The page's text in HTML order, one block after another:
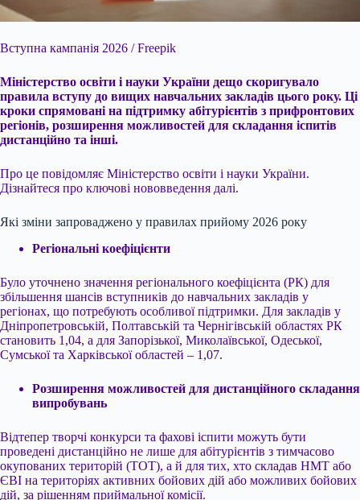
Вступна кампанія 2026 / Freepik
Міністерство освіти і науки України дещо скоригувало
правила вступу до вищих навчальних закладів цього року. Ці
кроки спрямовані на підтримку абітурієнтів з прифронтових
регіонів, розширення можливостей для складання іспитів
дистанційно та інші.
Про це повідомляє Міністерство освіти і науки України.
Дізнайтеся про ключові нововведення далі.
Які зміни запроваджено у правилах прийому 2026 року
Регіональні коефіцієнти
Було уточнено значення регіонального коефіцієнта (РК) для
збільшення шансів вступників до навчальних закладів у
регіонах, що потребують особливої підтримки. Для закладів у
Дніпропетровській, Полтавській та Чернігівській областях РК
становить 1,04, а для Запорізької, Миколаївської, Одеської,
Сумської та Харківської областей – 1,07.
Розширення можливостей для дистанційного складання
випробувань
Відтепер творчі конкурси та фахові іспити можуть бути
проведені дистанційно не лише для абітурієнтів з тимчасово
окупованих територій (ТОТ), а й для тих, хто складав НМТ або
ЄВІ на територіях активних бойових дій або можливих бойових
дій, за рішенням приймальної комісії.